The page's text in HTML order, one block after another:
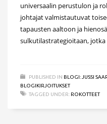
universaalin perustulon ja
johtajat valmistautuvat
tapausten aaltoon ja
sulkutilastrategioitaan, jotka
PUBLISHED IN BLOGI: JUSSI
BLOGIKIRJOITUKSET
TAGGED UNDER: ROKOTTEET